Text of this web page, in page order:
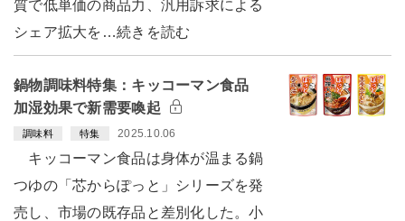
質で低単価の商品力、汎用訴求による
シェア拡大を…続きを読む
鍋物調味料特集：キッコーマン食品
加湿効果で新需要喚起
調味料 特集 2025.10.06
キッコーマン食品は身体が温まる鍋
つゆの「芯からぽっと」シリーズを発
売し、市場の既存品と差別化した。小